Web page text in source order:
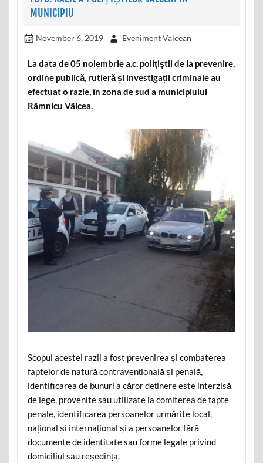
MUNICIPIU
November 6, 2019 Eveniment Valcean
La data de 05 noiembrie a.c. polițiștii de la prevenire,
ordine publică, rutieră și investigații criminale au
efectuat o razie, în zona de sud a municipiului
Râmnicu Vâlcea.
Scopul acestei razii a fost prevenirea și combaterea
faptelor de natură contravențională și penală,
identificarea de bunuri a căror deținere este interzisă
de lege, provenite sau utilizate la comiterea de fapte
penale, identificarea persoanelor urmărite local,
național și internațional și a persoanelor fără
documente de identitate sau forme legale privind
domiciliul sau reședința.